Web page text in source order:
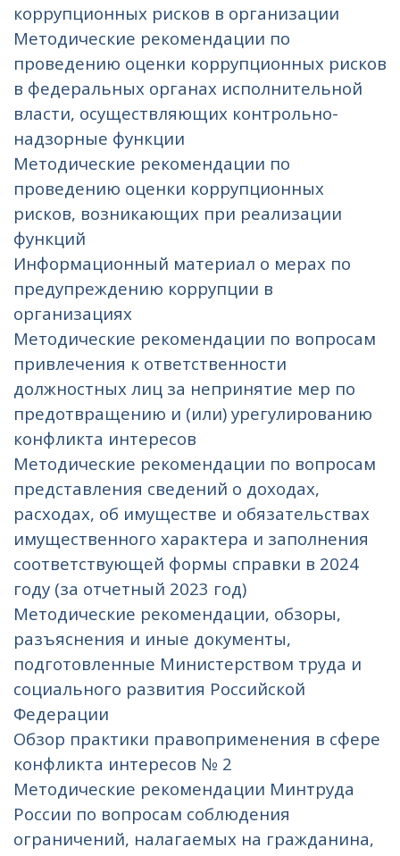
коррупционных рисков в организации
Методические рекомендации по
проведению оценки коррупционных рисков
в федеральных органах исполнительной
власти, осуществляющих контрольно-
надзорные функции
Методические рекомендации по
проведению оценки коррупционных
рисков, возникающих при реализации
функций
Информационный материал о мерах по
предупреждению коррупции в
организациях
Методические рекомендации по вопросам
привлечения к ответственности
должностных лиц за непринятие мер по
предотвращению и (или) урегулированию
конфликта интересов
Методические рекомендации по вопросам
представления сведений о доходах,
расходах, об имуществе и обязательствах
имущественного характера и заполнения
соответствующей формы справки в 2024
году (за отчетный 2023 год)
Методические рекомендации, обзоры,
разъяснения и иные документы,
подготовленные Министерством труда и
социального развития Российской
Федерации
Обзор практики правоприменения в сфере
конфликта интересов № 2
Методические рекомендации Минтруда
России по вопросам соблюдения
ограничений, налагаемых на гражданина,